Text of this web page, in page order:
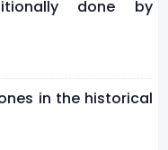
done by
in the historical